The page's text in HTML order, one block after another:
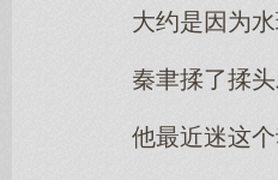
大约是因为水
秦聿揉了揉
他最近迷这个